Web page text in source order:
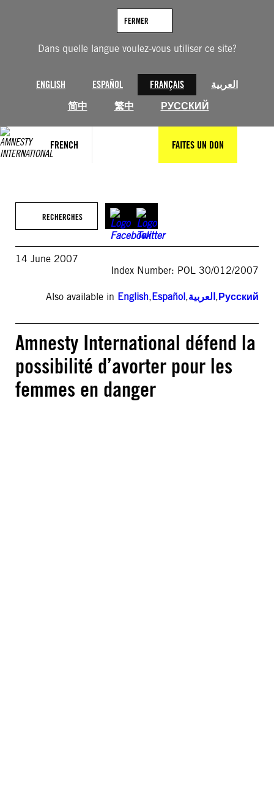
Dans quelle langue voulez-vous utiliser ce site?
ENGLISH ESPAÑOL FRANÇAIS
العربية
简中
繁中 РУССКИЙ
FERMER
FRENCH FAITES UN DON
RECHERCHES
14 June 2007
Index Number: POL 30/012/2007
Also available in English,Español,العربية,Русский
Amnesty International défend la
possibilité d’avorter pour les
femmes en danger